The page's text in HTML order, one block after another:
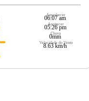
Amanhecer
06:07 am
Anoitecer
05:26 pm
Chuva
0mm
Velocidade do Vento
8.63 km/h